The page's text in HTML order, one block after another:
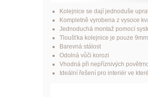
Kolejnice se dají jednoduše
Kompletně vyrobena z vysoce
Jednoduchá montaž pomocí
Tloušťka kolejnice je pouze 9mm
Barevná stálost
Odolná vůči korozi
Vhodná při nepříznivých
Ideální řešení pro interiér ve